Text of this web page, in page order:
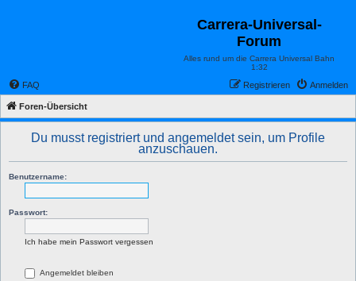
Carrera-Universal-
Forum
Alles rund um die Carrera Universal Bahn
1:32
FAQ Anmelden
Registrieren
Foren-Übersicht
Du musst registriert und angemeldet sein, um Profile
anzuschauen.
Benutzername:
Passwort:
Ich habe mein Passwort vergessen
Angemeldet bleiben